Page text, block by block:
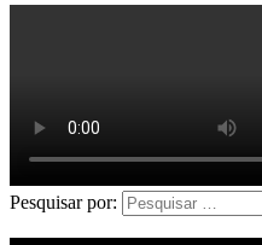
Pesquisar por: